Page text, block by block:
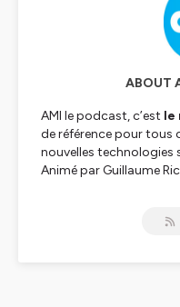
ABOUT
AMI le podcast, c’est le
de référence pour tous
nouvelles technologies
Animé par Guillaume
avancées en